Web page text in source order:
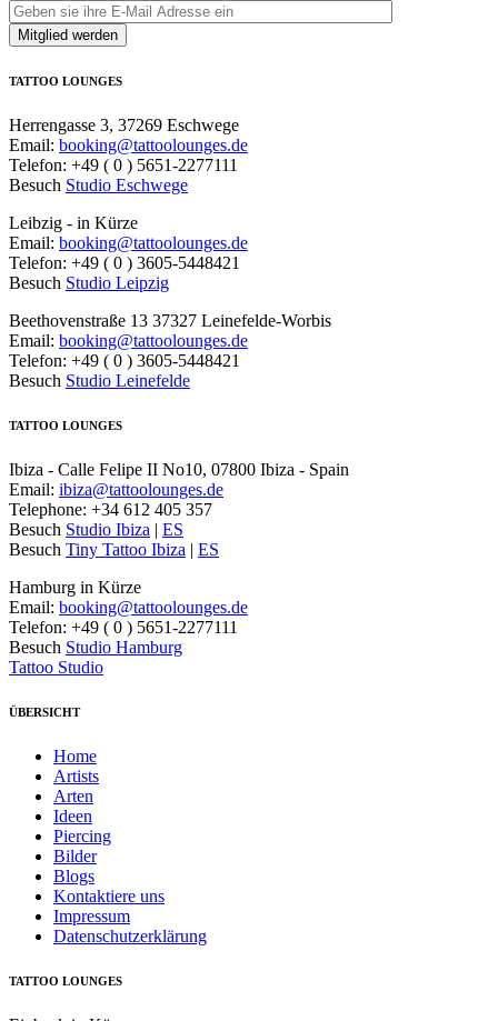
TATTOO LOUNGES
Herrengasse 3, 37269 Eschwege
Email: booking@tattoolounges.de
Telefon: +49 ( 0 ) 5651-2277111
Besuch Studio Eschwege
Leibzig - in Kürze
Email: booking@tattoolounges.de
Telefon: +49 ( 0 ) 3605-5448421
Besuch Studio Leipzig
Beethovenstraße 13 37327 Leinefelde-Worbis
Email: booking@tattoolounges.de
Telefon: +49 ( 0 ) 3605-5448421
Besuch Studio Leinefelde
TATTOO LOUNGES
Ibiza - Calle Felipe II No10, 07800 Ibiza - Spain
Email: ibiza@tattoolounges.de
Telephone: +34 612 405 357
Besuch Studio Ibiza | ES
Besuch Tiny Tattoo Ibiza | ES
Hamburg in Kürze
Email: booking@tattoolounges.de
Telefon: +49 ( 0 ) 5651-2277111
Besuch Studio Hamburg
Tattoo Studio
ÜBERSICHT
Home
Artists
Arten
Ideen
Piercing
Bilder
Blogs
Kontaktiere uns
Impressum
Datenschutzerklärung
TATTOO LOUNGES